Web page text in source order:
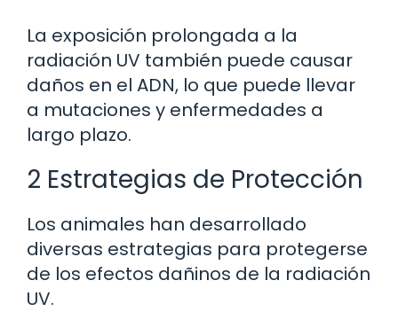
La exposición prolongada a la
radiación UV también puede causar
daños en el ADN, lo que puede llevar
a mutaciones y enfermedades a
largo plazo.
2 Estrategias de Protección
Los animales han desarrollado
diversas estrategias para protegerse
de los efectos dañinos de la radiación
UV.